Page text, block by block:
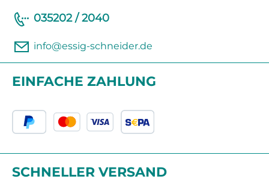
035202 / 2040
info@essig-schneider.de
EINFACHE ZAHLUNG
SCHNELLER VERSAND